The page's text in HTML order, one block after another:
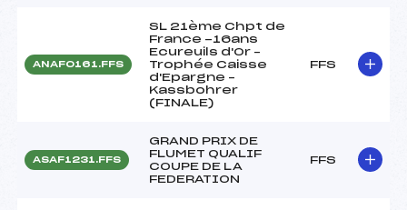
ANAF0161.FFS
SL 21ème Chpt de
France -16ans
Ecureuils d'Or –
Trophée Caisse
d'Epargne –
Kassbohrer
(FINALE)
FFS
ASAF1231.FFS
GRAND PRIX DE
FLUMET QUALIF
COUPE DE LA
FEDERATION
FFS